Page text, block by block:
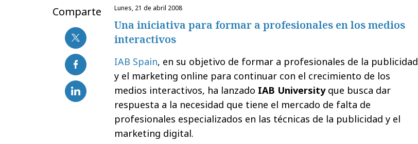
Comparte lunes, 21 de abril 2008
Una iniciativa para formar a profesionales en los medios
interactivos
IAB Spain, en su objetivo de formar a profesionales de la publicidad
y el marketing online para continuar con el crecimiento de los
medios interactivos, ha lanzado IAB Universityque busca dar
respuesta a la necesidad que tiene el mercado de falta de
profesionales especializados en las técnicas de la publicidad y el
marketing digital.